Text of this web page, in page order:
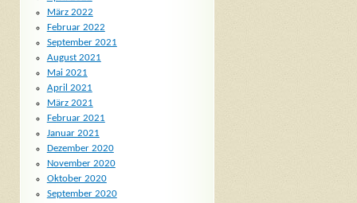
März 2022
Februar 2022
September 2021
August 2021
Mai 2021
April 2021
März 2021
Februar 2021
Januar 2021
Dezember 2020
November 2020
Oktober 2020
September 2020